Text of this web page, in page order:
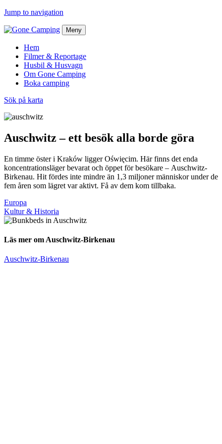
Jump to navigation
Meny
Hem
Filmer & Reportage
Husbil & Husvagn
Om Gone Camping
Boka camping
Sök på karta
Auschwitz – ett besök alla borde göra
En timme öster i Kraków ligger Oświęcim. Här finns det enda
koncentrationsläger bevarat och öppet för besökare – Auschwitz-
Birkenau. Hit fördes inte mindre än 1,3 miljoner människor under de
fem åren som lägret var aktivt. Få av dem kom tillbaka.
Europa
Kultur & Historia
Läs mer om Auschwitz-Birkenau
Auschwitz-Birkenau